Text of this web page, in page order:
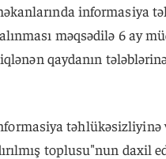
informasiya
məqsədilə 6 ay
qaydanın
toplusu"nun daxil